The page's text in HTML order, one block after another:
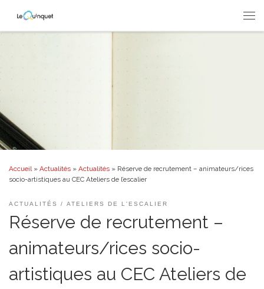
Passer au contenu
Accueil » Actualités » Actualités » Réserve de recrutement – animateurs/rices
socio-artistiques au CEC Ateliers de l’escalier
ACTUALITÉS ATELIERS DE L'ESCALIER
Réserve de recrutement –
animateurs/rices socio-
artistiques au CEC Ateliers de